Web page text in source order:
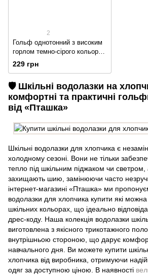
2
Гольф однотонний з високим
горлом темно-сірого кольору
рубчик
229 грн
🛡️ Шкільні водолазки на
комфортні та практичні
від «Пташка»
Шкільні водолазки для хлопчика є
холодному сезоні. Вони не тільки
тепло під шкільним піджаком чи
захищають шию, замінюючи часто
інтернет-магазині «Пташка» ми
водолазки для хлопчика купити які
шкільних кольорах, що ідеально
дрес-коду. Наша колекція водолазки
виготовлена з якісного трикотажного
внутрішньою стороною, що дарує
навчального дня. Ви можете купити
хлопчика від виробника, отримуючи
одяг за доступною ціною. В наявності